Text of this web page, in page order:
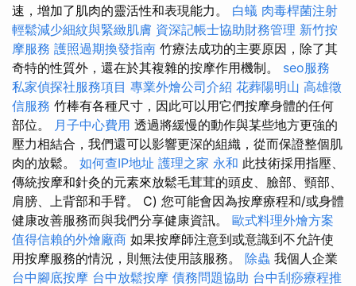
速，增加了肌肉的靈活性和表現能力。 白蟻 肉毒桿菌注射
輕鬆減少細紋與緊緻肌膚 資深記帳士協助財務管理 新竹按
摩服務 護照過期換發指南 竹療法成功的主要原因，除了其
奇特的性質外，還在於其複雜的按摩作用機制。 seo服務
私家偵探社服務項目 專業外燴公司介紹 花葬陽明山 高雄徵
信服務 竹棒有各種尺寸，因此可以用它們按摩身體的任何
部位。 月子中心費用 透過將緩慢的動作與某些地方更強的
壓力相結合，我們還可以影響更深的組織，從而保證整個肌
肉的放鬆。 如何查IP地址 護理之家 永和 此技術採用指壓、
傳統按摩和針灸的元素來放鬆毛茸茸的頭皮、臉部、頸部、
肩膀、上背部和手臂。 C) 您可能會因為按摩療程和/或身體
健康改善服務而與我們分享健康資訊。 歐式料理外燴方案
值得信賴的外燴廠商 如果按摩師注意到或意識到不允許使
用按摩服務的情況，則無法使用該服務。 除蟲 我個人企業
台中腳底按摩 台中放鬆按摩 債務問題協助 台中刮痧療程推